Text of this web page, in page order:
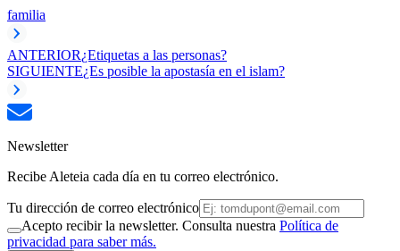
familia
ANTERIOR¿Etiquetas a las personas?
SIGUIENTE¿Es posible la apostasía en el islam?
Newsletter
Recibe Aleteia cada día en tu correo electrónico.
Tu dirección de correo electrónico
Acepto recibir la newsletter. Consulta nuestra Política de
privacidad para saber más.